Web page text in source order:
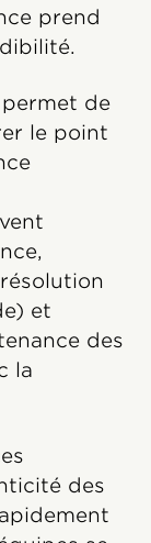
prend
permet de
le point
et
des
la
des